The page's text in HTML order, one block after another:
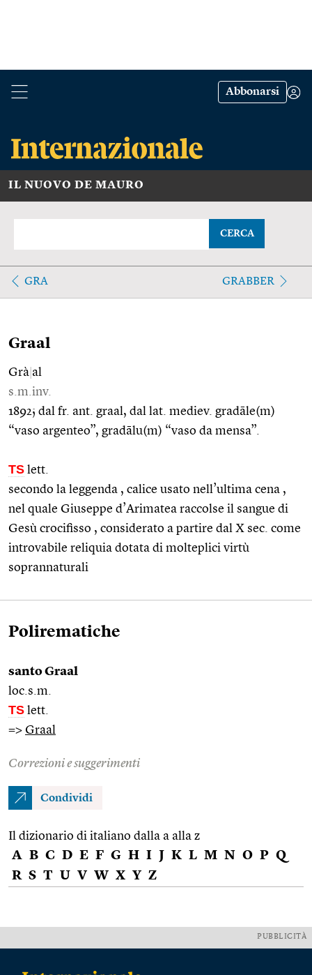
Abbonarsi
IL NUOVO DE MAURO
CERCA
GRA GRABBER
Graal
Grà al
s.m.inv.
1892; dal fr. ant. graal, dal lat. mediev. gradāle(m)
“vaso argenteo”, gradālu(m) “vaso da mensa”.
TS lett.
secondo la leggenda , calice usato nell’ultima cena ,
nel quale Giuseppe d’Arimatea raccolse il sangue di
Gesù crocifisso , considerato a partire dal X sec. come
introvabile reliquia dotata di molteplici virtù
soprannaturali
Polirematiche
santo Graal
loc.s.m.
TS lett.
=> Graal
Correzioni e suggerimenti
Condividi
Il dizionario di italiano dalla a alla z
A B C D E F G H I J K L M N O P Q
R S T U V W X Y Z
PUBBLICITÀ